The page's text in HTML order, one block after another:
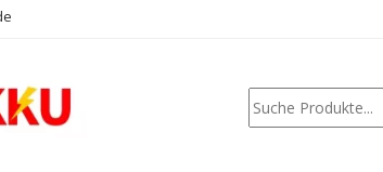
Suchen